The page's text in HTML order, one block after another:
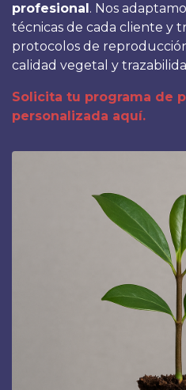
profesional. Nos
técnicas de cada cliente y
protocolos de
calidad vegetal y
Solicita tu programa de
personalizada aquí.